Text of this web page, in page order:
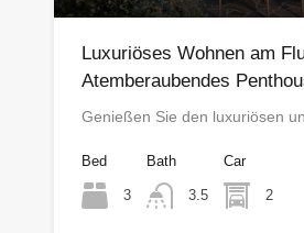
Luxuriöses Wohnen am
Atemberaubendes
Genießen Sie den luxuriösen
Bed
3
Bath
3.5
Car
2